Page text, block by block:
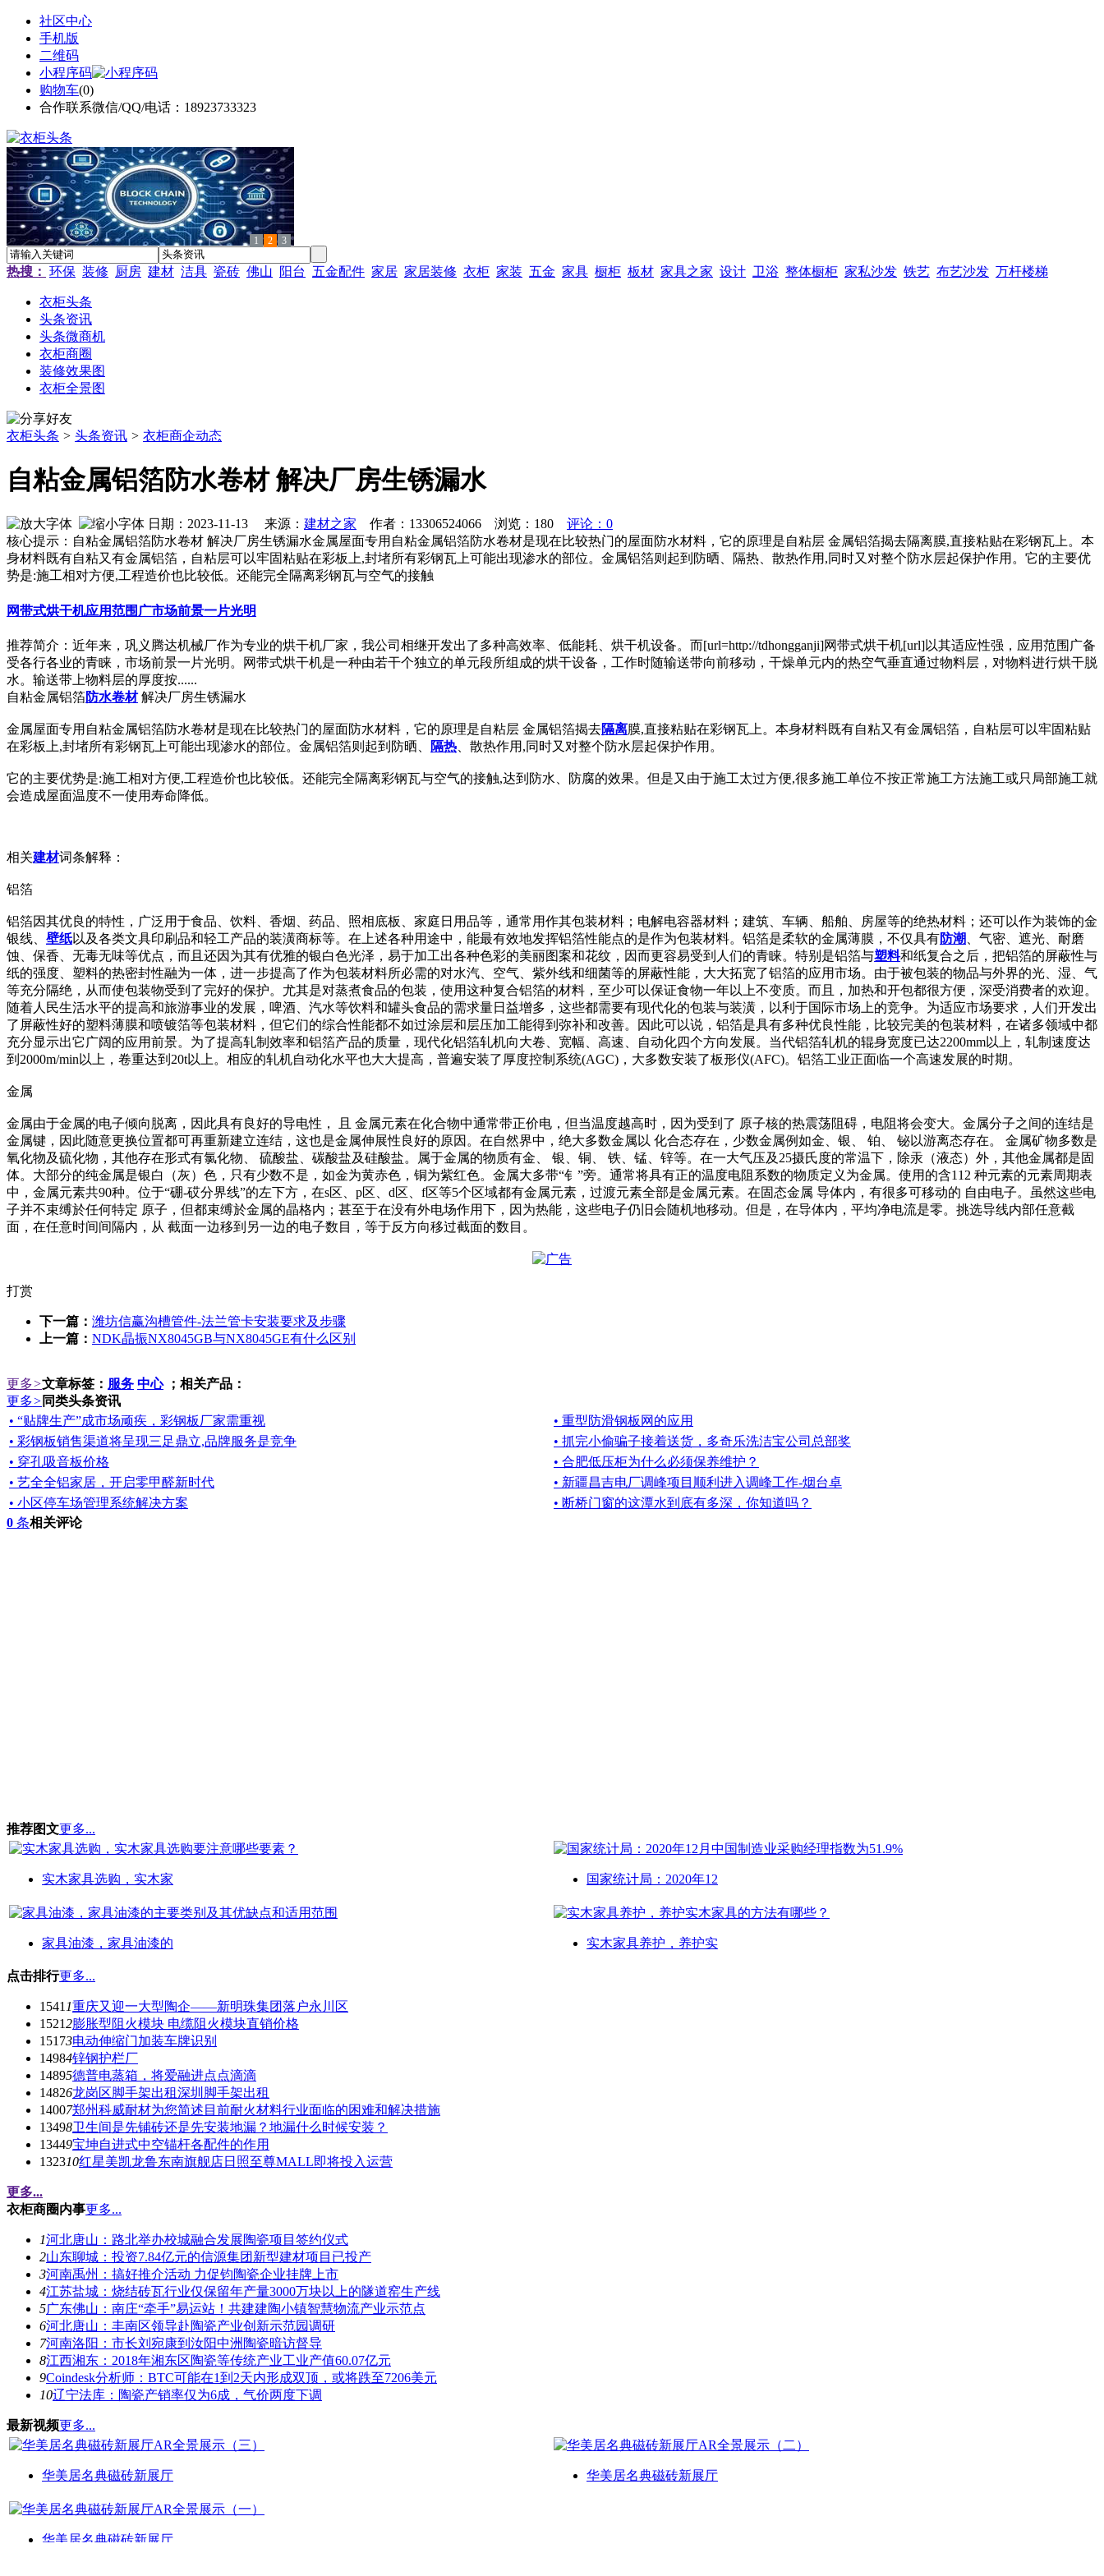
社区中心
手机版
二维码
小程序码
购物车(0)
合作联系微信/QQ/电话：18923733323
1 2 3
热搜： 环保 装修 厨房 建材 洁具 瓷砖 佛山 阳台 五金配件 家居 家居装修 衣柜 家装 五金 家具 橱柜 板材 家具之家 设计 卫浴 整体橱柜 家私沙发 铁艺 布艺沙发 万杆楼梯
衣柜头条
头条资讯
头条微商机
衣柜商圈
装修效果图
衣柜全景图
衣柜头条 > 头条资讯 > 衣柜商企动态
自粘金属铝箔防水卷材 解决厂房生锈漏水
日期：2023-11-13 来源： 建材之家 作者：13306524066 浏览： 180
评论：0
核心提示：自粘金属铝箔防水卷材 解决厂房生锈漏水金属屋面专用自粘金属铝箔防水卷材是现在比较热门的屋面防水材料，它的原理是自粘层 金属铝箔揭去隔离膜,直接粘贴在彩钢瓦上。本
身材料既有自粘又有金属铝箔，自粘层可以牢固粘贴在彩板上,封堵所有彩钢瓦上可能出现渗水的部位。金属铝箔则起到防晒、隔热、散热作用,同时又对整个防水层起保护作用。它的主要优
势是:施工相对方便,工程造价也比较低。还能完全隔离彩钢瓦与空气的接触
网带式烘干机应用范围广市场前景一片光明
推荐简介：近年来，巩义腾达机械厂作为专业的烘干机厂家，我公司相继开发出了多种高效率、低能耗、烘干机设备。而[url=http://tdhongganji]网带式烘干机[url]以其适应性强，应用范围广备
受各行各业的青睐，市场前景一片光明。网带式烘干机是一种由若干个独立的单元段所组成的烘干设备，工作时随输送带向前移动，干燥单元内的热空气垂直通过物料层，对物料进行烘干脱
水。输送带上物料层的厚度按......
自粘金属铝箔防水卷材解决厂房生锈漏水
金属屋面专用自粘金属铝箔防水卷材是现在比较热门的屋面防水材料，它的原理是自粘层 金属铝箔揭去隔离膜,直接粘贴在彩钢瓦上。本身材料既有自粘又有金属铝箔，自粘层可以牢固粘贴
在彩板上,封堵所有彩钢瓦上可能出现渗水的部位。金属铝箔则起到防晒、
隔热 、散热作用,同时又对整个防水层起保护作用。
它的主要优势是:施工相对方便,工程造价也比较低。还能完全隔离彩钢瓦与空气的接触,达到防水、防腐的效果。但是又由于施工太过方便,很多施工单位不按正常施工方法施工或只局部施工就
会造成屋面温度不一使用寿命降低。
相关建材词条解释：
铝箔
铝箔因其优良的特性，广泛用于食品、饮料、香烟、药品、照相底板、家庭日用品等，通常用作其包装材料；电解电容器材料；建筑、车辆、船舶、房屋等的绝热材料；还可以作为装饰的金
银线、 壁纸以及各类文具印刷品和轻工产品的装潢商标等。在上述各种用途中，能最有效地发挥铝箔性能点的是作为包装材料。铝箔是柔软的金属薄膜，不仅具有防潮
、气密、遮光、耐磨
蚀、保香、无毒无味等优点，而且还因为其有优雅的银白色光泽，易于加工出各种色彩的美丽图案和花纹，因而更容易受到人们的青睐。特别是铝箔与塑料和纸复合之后，把铝箔的屏蔽性与
纸的强度、塑料的热密封性融为一体，进一步提高了作为包装材料所必需的对水汽、空气、紫外线和细菌等的屏蔽性能，大大拓宽了铝箔的应用市场。由于被包装的物品与外界的光、湿、气
等充分隔绝，从而使包装物受到了完好的保护。尤其是对蒸煮食品的包装，使用这种复合铝箔的材料，至少可以保证食物一年以上不变质。而且，加热和开包都很方便，深受消费者的欢迎。
随着人民生活水平的提高和旅游事业的发展，啤酒、汽水等饮料和罐头食品的需求量日益增多，这些都需要有现代化的包装与装潢，以利于国际市场上的竞争。为适应市场要求，人们开发出
了屏蔽性好的塑料薄膜和喷镀箔等包装材料，但它们的综合性能都不如过涂层和层压加工能得到弥补和改善。因此可以说，铝箔是具有多种优良性能，比较完美的包装材料，在诸多领域中都
充分显示出它广阔的应用前景。为了提高轧制效率和铝箔产品的质量，现代化铝箔轧机向大卷、宽幅、高速、自动化四个方向发展。当代铝箔轧机的辊身宽度已达2200mm以上，轧制速度达
到2000m/min以上，卷重达到20t以上。相应的轧机自动化水平也大大提高，普遍安装了厚度控制系统(AGC)，大多数安装了板形仪(AFC)。铝箔工业正面临一个高速发展的时期。
金属
金属由于金属的电子倾向脱离，因此具有良好的导电性， 且 金属元素在化合物中通常带正价电，但当温度越高时，因为受到了 原子核的热震荡阻碍，电阻将会变大。金属分子之间的连结是
金属键，因此随意更换位置都可再重新建立连结，这也是金属伸展性良好的原因。在自然界中，绝大多数金属以 化合态存在，少数金属例如金、银、 铂、 铋以游离态存在。 金属矿物多数是
氧化物及硫化物，其他存在形式有氯化物、 硫酸盐、碳酸盐及硅酸盐。属于金属的物质有金、 银、铜、 铁、锰、锌等。在一大气压及25摄氏度的常温下，除汞（液态）外，其他金属都是固
体。大部分的纯金属是银白（灰）色，只有少数不是，如金为黄赤色，铜为紫红色。金属大多带“钅”旁。通常将具有正的温度电阻系数的物质定义为金属。使用的含112 种元素的元素周期表
中，金属元素共90种。位于“硼-砹分界线”的左下方，在s区、p区、d区、f区等5个区域都有金属元素，过渡元素全部是金属元素。在固态金属 导体内，有很多可移动的 自由电子。虽然这些电
子并不束缚於任何特定 原子，但都束缚於金属的晶格内；甚至于在没有外电场作用下，因为热能，这些电子仍旧会随机地移动。但是，在导体内，平均净电流是零。挑选导线内部任意截
面，在任意时间间隔内，从 截面一边移到另一边的电子数目，等于反方向移过截面的数目。
打赏
下一篇： 潍坊信赢沟槽管件-法兰管卡安装要求及步骤
上一篇： NDK晶振NX8045GB与NX8045GE有什么区别
更多>文章标签： 服务 中心；相关产品：
更多> 同类头条资讯
• “贴牌生产”成市场顽疾，彩钢板厂家需重视
• 重型防滑钢板网的应用
• 彩钢板销售渠道将呈现三足鼎立,品牌服务是竞争
• 抓完小偷骗子接着送货，多奇乐洗洁宝公司总部奖
• 穿孔吸音板价格
• 合肥低压柜为什么必须保养维护？
• 艺全全铝家居，开启零甲醛新时代
• 新疆昌吉电厂调峰项目顺利进入调峰工作-烟台卓
• 小区停车场管理系统解决方案
• 断桥门窗的这潭水到底有多深，你知道吗？
0 条相关评论
推荐图文更多...
实木家具选购，实木家 国家统计局：2020年12
家具油漆，家具油漆的 实木家具养护，养护实
点击排行更多...
1541 1重庆又迎一大型陶企——新明珠集团落户永川区
15212膨胀型阻火模块 电缆阻火模块直销价格
15173电动伸缩门加装车牌识别
14984锌钢护栏厂
14895德普电蒸箱，将爱融进点点滴滴
14826龙岗区脚手架出租深圳脚手架出租
14007郑州科威耐材为您简述目前耐火材料行业面临的困难和解决措施
13498卫生间是先铺砖还是先安装地漏？地漏什么时候安装？
13449宝坤自进式中空锚杆各配件的作用
132310红星美凯龙鲁东南旗舰店日照至尊MALL即将投入运营
更多...
衣柜商圈内事更多...
1河北唐山：路北举办校城融合发展陶瓷项目签约仪式
2山东聊城：投资7.84亿元的信源集团新型建材项目已投产
3河南禹州：搞好推介活动 力促钧陶瓷企业挂牌上市
4江苏盐城：烧结砖瓦行业仅保留年产量3000万块以上的隧道窑生产线
5广东佛山：南庄“牵手”易运站！共建建陶小镇智慧物流产业示范点
6河北唐山：丰南区领导赴陶瓷产业创新示范园调研
7河南洛阳：市长刘宛康到汝阳中洲陶瓷暗访督导
8江西湘东：2018年湘东区陶瓷等传统产业工业产值60.07亿元
9Coindesk分析师：BTC可能在1到2天内形成双顶，或将跌至7206美元
10辽宁法库：陶瓷产销率仅为6成，气价两度下调
最新视频更多...
华美居名典磁砖新展厅 华美居名典磁砖新展厅
华美居名典磁砖新展厅